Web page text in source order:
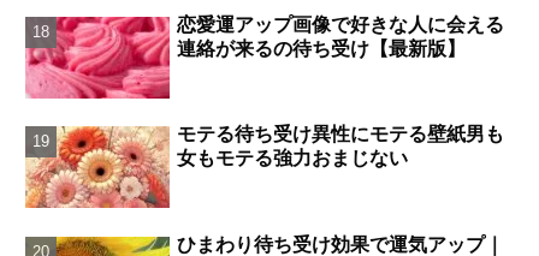
恋愛運アップ画像で好きな人に会える
連絡が来るの待ち受け【最新版】
モテる待ち受け異性にモテる壁紙男も
女もモテる強力おまじない
ひまわり待ち受け効果で運気アップ｜